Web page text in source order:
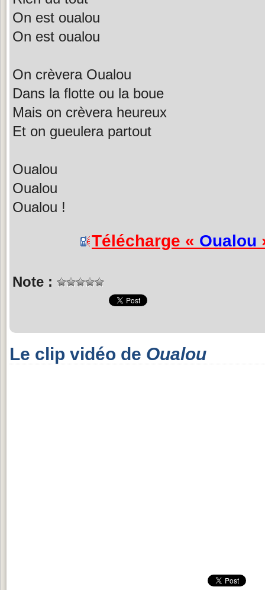
On est oualou
On est oualou
On crèvera Oualou
Dans la flotte ou la boue
Mais on crèvera heureux
Et on gueulera partout
Oualou
Oualou
Oualou !
Télécharge « Oualou
Note :
Le clip vidéo de Oualou